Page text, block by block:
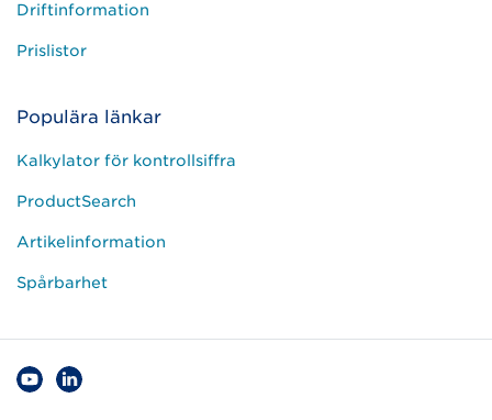
Driftinformation
Prislistor
Populära länkar
Kalkylator för kontrollsiffra
ProductSearch
Artikelinformation
Spårbarhet